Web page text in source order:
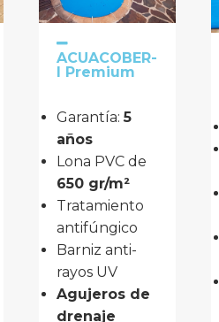
ACUACOBER-
I Premium
Garantía:5
años
650 gr/m²
Tratamiento
antifúngico
Barniz anti-
rayos UV
Agujeros de
drenaje